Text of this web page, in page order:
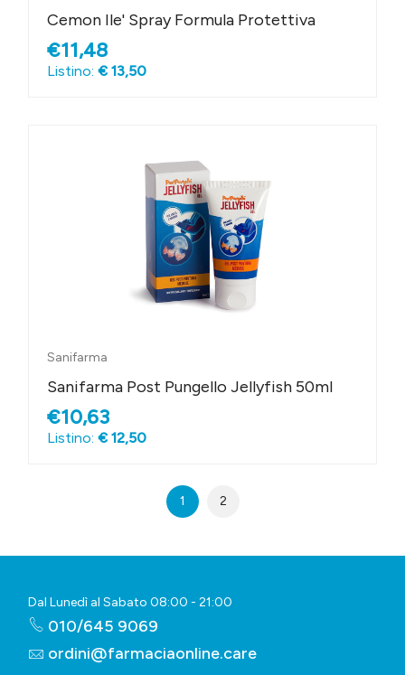
Cemon Ile' Spray Formula Protettiva
€11,48
Listino: € 13,50
Sanifarma
Sanifarma Post Pungello Jellyfish 50ml
€10,63
Listino: € 12,50
1 2
Dal Lunedì al Sabato 08:00 - 21:00
010/645 9069
ordini@farmaciaonline.care